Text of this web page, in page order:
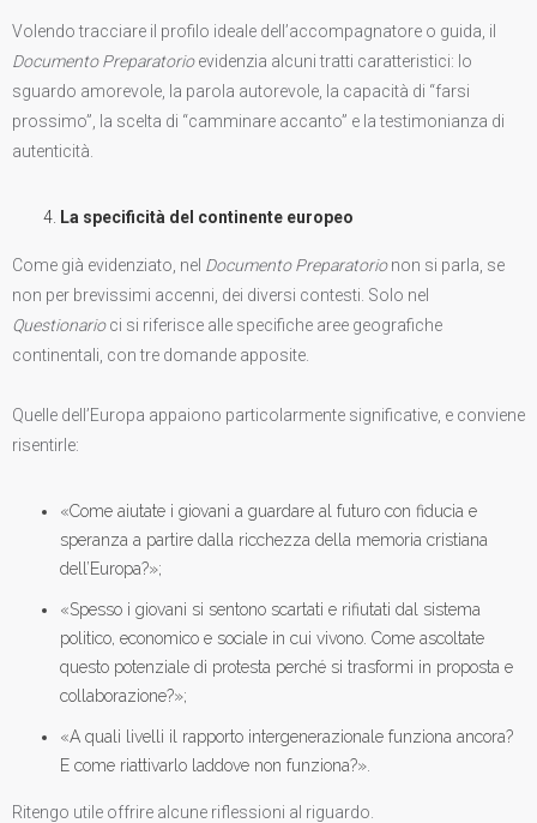
Volendo tracciare il profilo ideale dell’accompagnatore o guida, il
Documento Preparatorioevidenzia alcuni tratti caratteristici: lo
sguardo amorevole, la parola autorevole, la capacità di “farsi
prossimo”, la scelta di “camminare accanto” e la testimonianza di
autenticità.
La specificità del continente europeo
Come già evidenziato, nel Documento Preparatorionon si parla, se
non per brevissimi accenni, dei diversi contesti. Solo nel
Questionarioci si riferisce alle specifiche aree geografiche
continentali, con tre domande apposite.
Quelle dell’Europa appaiono particolarmente significative, e conviene
risentirle:
«Come aiutate i giovani a guardare al futuro con fiducia e
speranza a partire dalla ricchezza della memoria cristiana
dell’Europa?»;
«Spesso i giovani si sentono scartati e rifiutati dal sistema
politico, economico e sociale in cui vivono. Come ascoltate
questo potenziale di protesta perché si trasformi in proposta e
collaborazione?»;
«A quali livelli il rapporto intergenerazionale funziona ancora?
E come riattivarlo laddove non funziona?».
Ritengo utile offrire alcune riflessioni al riguardo.